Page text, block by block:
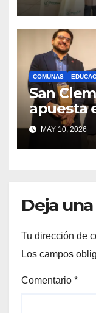
Royalty
COMUNAS
San
apuesta
MAY 10, 2026
Deja
Tu dirección de
Los campos
Comentario *